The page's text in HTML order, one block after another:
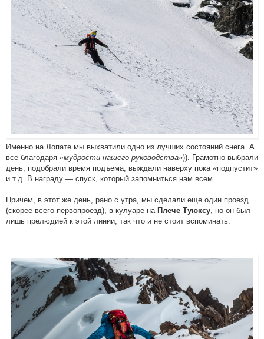
Именно на Лопате мы выхватили одно из лучших состояний снега. А
все благодаря «мудрости нашего руководства»)). Грамотно выбрали
день, подобрали время подъема, выждали наверху пока «подпустит»
и т.д. В награду — спуск, который запомниться нам всем.
Причем, в этот же день, рано с утра, мы сделали еще один проезд
(скорее всего первопроезд), в кулуаре на Плече Туюксу, но он был
лишь прелюдией к этой линии, так что и не стоит вспоминать.